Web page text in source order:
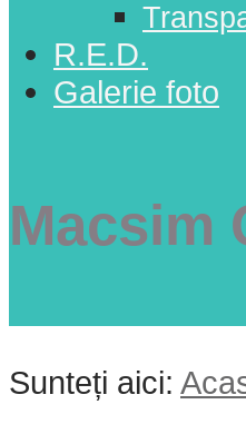
R.E.D.
Galerie foto
Macsim
Sunteți aici: